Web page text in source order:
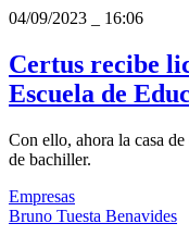
04/09/2023
16:06
Certus recibe
Escuela de
Con ello, ahora la casa
de bachiller.
Empresas
Bruno Tuesta Benavides